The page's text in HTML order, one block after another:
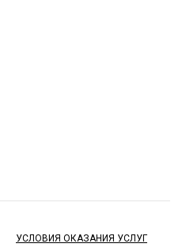
УСЛОВИЯ ОКАЗАНИЯ УСЛУГ